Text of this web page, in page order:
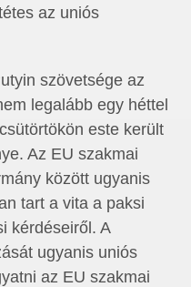
az uniós
szövetsége az
legalább egy héttel
este került
Az EU szakmai
között ugyanis
tart a vita a paksi
kérdéseiről. A
ugyanis uniós
az EU szakmai